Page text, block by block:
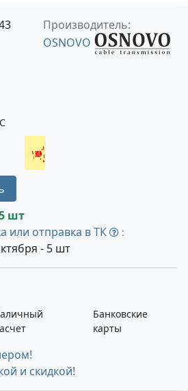
Производитель:
OSNOVO
цену
шт
или отправка в ТК
:
- 5 шт
Банковские
карты
и скидкой!